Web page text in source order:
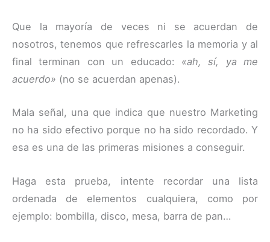
Que la mayoría de veces ni se acuerdan de
nosotros, tenemos que refrescarles la memoria y al
final terminan con un educado: «ah, sí, ya me
acuerdo» (no se acuerdan apenas).
Mala señal, una que indica que nuestro Marketing
no ha sido efectivo porque no ha sido recordado. Y
esa es una de las primeras misiones a conseguir.
Haga esta prueba, intente recordar una lista
ordenada de elementos cualquiera, como por
ejemplo: bombilla, disco, mesa, barra de pan…